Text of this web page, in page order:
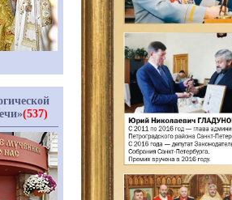
(537)